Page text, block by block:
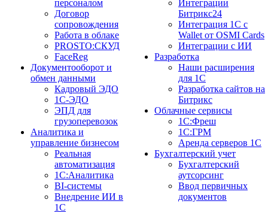
персоналом
Договор
сопровождения
Работа в облаке
PROSTO:СКУД
FaceReg
Документооборот и
обмен данными
Кадровый ЭДО
1С-ЭДО
ЭПД для
грузоперевозок
Аналитика и
управление бизнесом
Реальная
автоматизация
1С:Аналитика
BI-системы
Внедрение ИИ в
1С
Интеграции
Битрикс24
Интеграция 1С с
Wallet от OSMI Cards
Интеграции с ИИ
Разработка
Наши расширения
для 1С
Разработка сайтов на
Битрикс
Облачные сервисы
1С:Фреш
1С:ГРМ
Аренда серверов 1С
Бухгалтерский учет
Бухгалтерский
аутсорсинг
Ввод первичных
документов